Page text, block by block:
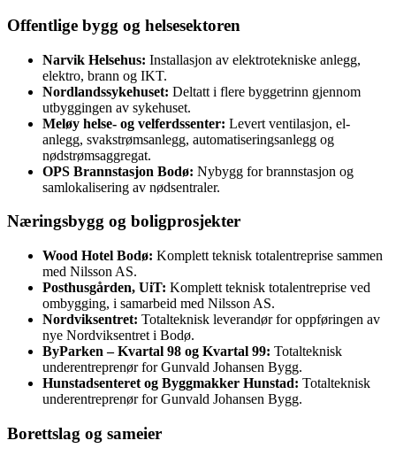
Offentlige bygg og helsesektoren
Narvik Helsehus: Installasjon av elektrotekniske anlegg,
elektro, brann og IKT.
Nordlandssykehuset: Deltatt i flere byggetrinn gjennom
utbyggingen av sykehuset.
Meløy helse- og velferdssenter: Levert ventilasjon, el-
anlegg, svakstrømsanlegg, automatiseringsanlegg og
nødstrømsaggregat.
OPS Brannstasjon Bodø: Nybygg for brannstasjon og
samlokalisering av nødsentraler.
Næringsbygg og boligprosjekter
Wood Hotel Bodø: Komplett teknisk totalentreprise sammen
med Nilsson AS.
Posthusgården, UiT: Komplett teknisk totalentreprise ved
ombygging, i samarbeid med Nilsson AS.
Nordviksentret: Totalteknisk leverandør for oppføringen av
nye Nordviksentret i Bodø.
ByParken – Kvartal 98 og Kvartal 99: Totalteknisk
underentreprenør for Gunvald Johansen Bygg.
Hunstadsenteret og Byggmakker Hunstad: Totalteknisk
underentreprenør for Gunvald Johansen Bygg.
Borettslag og sameier